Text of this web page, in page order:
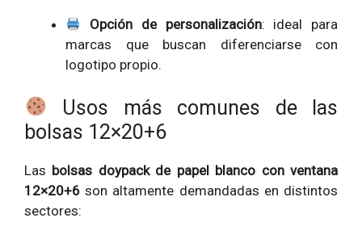
Opción de personalización: ideal para
marcas que buscan diferenciarse con
logotipo propio.
Usos más comunes de las
bolsas 12×20+6
Las bolsas doypack de papel blanco con ventana
12×20+6 son altamente demandadas en distintos
sectores: